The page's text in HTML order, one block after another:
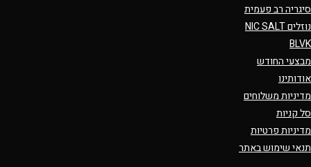
סיגריה רב פעמית
נוזלים NIC SALT
BLVK
מבצעי החודש
אודותינו
מדיניות משלוחים
סל קניות
מדיניות פרטיות
תנאי שימוש באתר